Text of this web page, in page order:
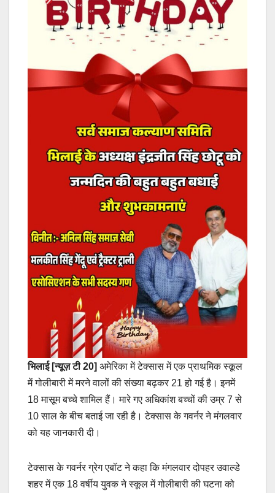
भिलाई [न्यूज़ टी 20] अमेरिका में टेक्सास में एक प्राथमिक स्कूल
में गोलीबारी में मरने वालों की संख्या बढ़कर 21 हो गई है। इनमें
18 मासूम बच्चे शामिल हैं। मारे गए अधिकांश बच्चों की उम्र 7 से
10 साल के बीच बताई जा रही है। टेक्सास के गवर्नर ने मंगलवार
को यह जानकारी दी।
टेक्सास के गवर्नर ग्रेग एबॉट ने कहा कि मंगलवार दोपहर उवाल्डे
शहर में एक 18 वर्षीय युवक ने स्कूल में गोलीबारी की घटना को